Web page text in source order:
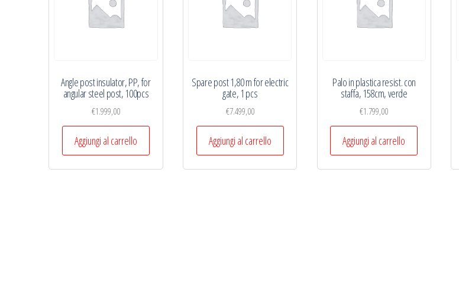
Angle post insulator, PP, for
angular steel post, 100pcs
€1.999,00
Aggiungi al carrello
Spare post 1,80 m for electric
gate, 1 pcs
€7.499,00
Aggiungi al carrello
Palo in plastica resist. con
staffa, 158cm, verde
€1.799,00
Aggiungi al carrello